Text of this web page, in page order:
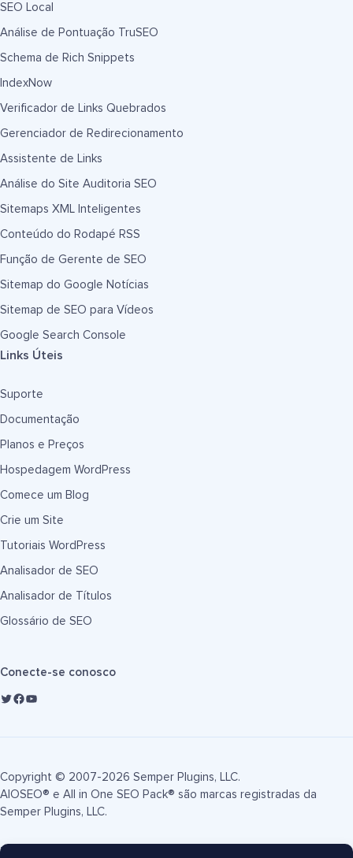
SEO Local
Análise de Pontuação TruSEO
Schema de Rich Snippets
IndexNow
Verificador de Links Quebrados
Gerenciador de Redirecionamento
Assistente de Links
Análise do Site Auditoria SEO
Sitemaps XML Inteligentes
Conteúdo do Rodapé RSS
Função de Gerente de SEO
Sitemap do Google Notícias
Sitemap de SEO para Vídeos
Google Search Console
Links Úteis
Suporte
Documentação
Planos e Preços
Hospedagem WordPress
Comece um Blog
Crie um Site
Tutoriais WordPress
Analisador de SEO
Analisador de Títulos
Glossário de SEO
Conecte-se conosco
Copyright © 2007-2026 Semper Plugins, LLC.
AIOSEO® e All in One SEO Pack® são marcas registradas da
Semper Plugins, LLC.
Termos de Serviço